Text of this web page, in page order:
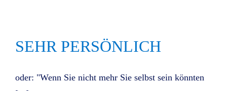
SEHR PERSÖNLICH
oder: "Wenn Sie nicht mehr Sie selbst sein könnten